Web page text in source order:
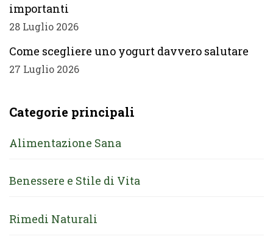
importanti
28 Luglio 2026
Come scegliere uno yogurt davvero salutare
27 Luglio 2026
Categorie principali
Alimentazione Sana
Benessere e Stile di Vita
Rimedi Naturali